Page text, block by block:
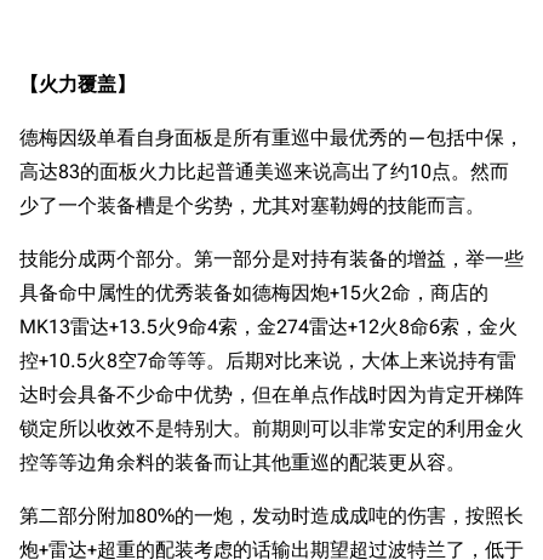
【火力覆盖】
德梅因级单看自身面板是所有重巡中最优秀的—包括中保，
高达83的面板火力比起普通美巡来说高出了约10点。然而
少了一个装备槽是个劣势，尤其对塞勒姆的技能而言。
技能分成两个部分。第一部分是对持有装备的增益，举一些
具备命中属性的优秀装备如德梅因炮+15火2命，商店的
MK13雷达+13.5火9命4索，金274雷达+12火8命6索，金火
控+10.5火8空7命等等。后期对比来说，大体上来说持有雷
达时会具备不少命中优势，但在单点作战时因为肯定开梯阵
锁定所以收效不是特别大。前期则可以非常安定的利用金火
控等等边角余料的装备而让其他重巡的配装更从容。
第二部分附加80%的一炮，发动时造成成吨的伤害，按照长
炮+雷达+超重的配装考虑的话输出期望超过波特兰了，低于